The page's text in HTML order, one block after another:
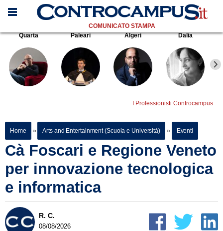
COMUNICATO STAMPA
Quarta
Paleari Algeri Dalia
I Professionisti Controcampus
Home » Arts and Entertainment (Scuola e Università) » Eventi
Cà Foscari e Regione Veneto
per innovazione tecnologica
e informatica
R. C.
08/08/2026